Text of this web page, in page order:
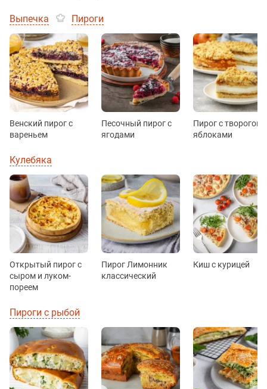
Выпечка Пироги
Венский пирог с
вареньем
Песочный пирог с
ягодами
Пирог с творогом
яблоками
Кулебяка
Открытый пирог с
сыром и луком-
пореем
Пирог Лимонник
классический
Киш с курицей
Пироги с рыбой